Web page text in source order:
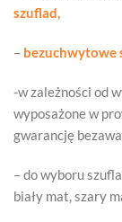
szuflad,
– bezuchwytowe
-w zależności od
wyposażone w
gwarancję
– do wyboru
biały mat, szary